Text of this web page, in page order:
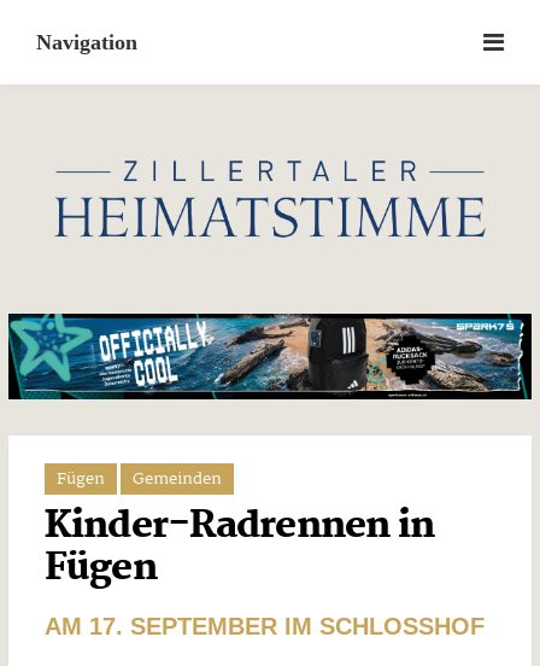
content
Fügen Gemeinden
Kinder-Radrennen in
Fügen
AM 17. SEPTEMBER IM SCHLOSSHOF